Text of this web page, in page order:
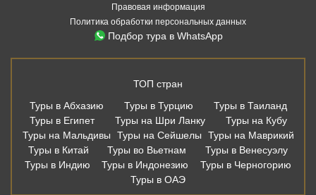
Правовая информация
Политика обработки персональных данных
Подбор тура в WhatsApp
ТОП стран
Туры в Абхазию
Туры в Турцию
Туры в Таиланд
Туры в Египет
Туры на Шри Ланку
Туры на Кубу
Туры на Мальдивы
Туры на Сейшелы
Туры на Маврикий
Туры в Китай
Туры во Вьетнам
Туры в Венесуэлу
Туры в Индию
Туры в Индонезию
Туры в Черногорию
Туры в ОАЭ